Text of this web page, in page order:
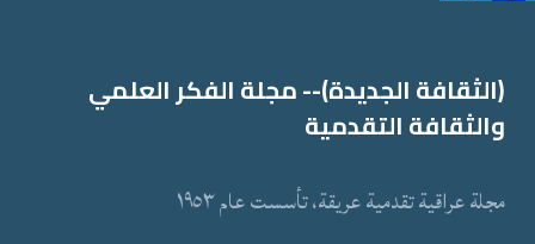
(الثقافة الجدیدة)-- مجلة الفكر العلمي
والثقافة التقدمیة
مجلة عراقیة تقدمیة عریقة، تأسست عام ١٩٥٣